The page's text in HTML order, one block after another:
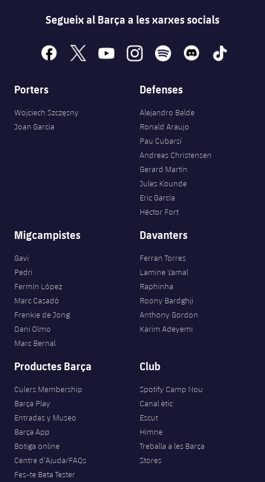
Segueix al Barça a les xarxes socials
facebook
x youtubeinstagramspotify discord tiktok
Porters
Wojciech Szczęsny
Joan Garcia
Defenses
Alejandro Balde
Ronald Araujo
Pau Cubarsí
Andreas Christensen
Gerard Martín
Jules Kounde
Eric García
Héctor Fort
Migcampistes
Gavi
Pedri
Fermín López
Marc Casadó
Frenkie de Jong
Dani Olmo
Marc Bernal
Davanters
Ferran Torres
Lamine Yamal
Raphinha
Roony Bardghji
Anthony Gordon
Karim Adeyemi
Productes Barça
Culers Membership
Barça Play
Entradas y Museo
Barça App
Botiga online
Centre d’Ajuda/FAQs
Fes-te Beta Tester
Club
Spotify Camp Nou
Canal ètic
Escut
Himne
Treballa a les Barça
Stores